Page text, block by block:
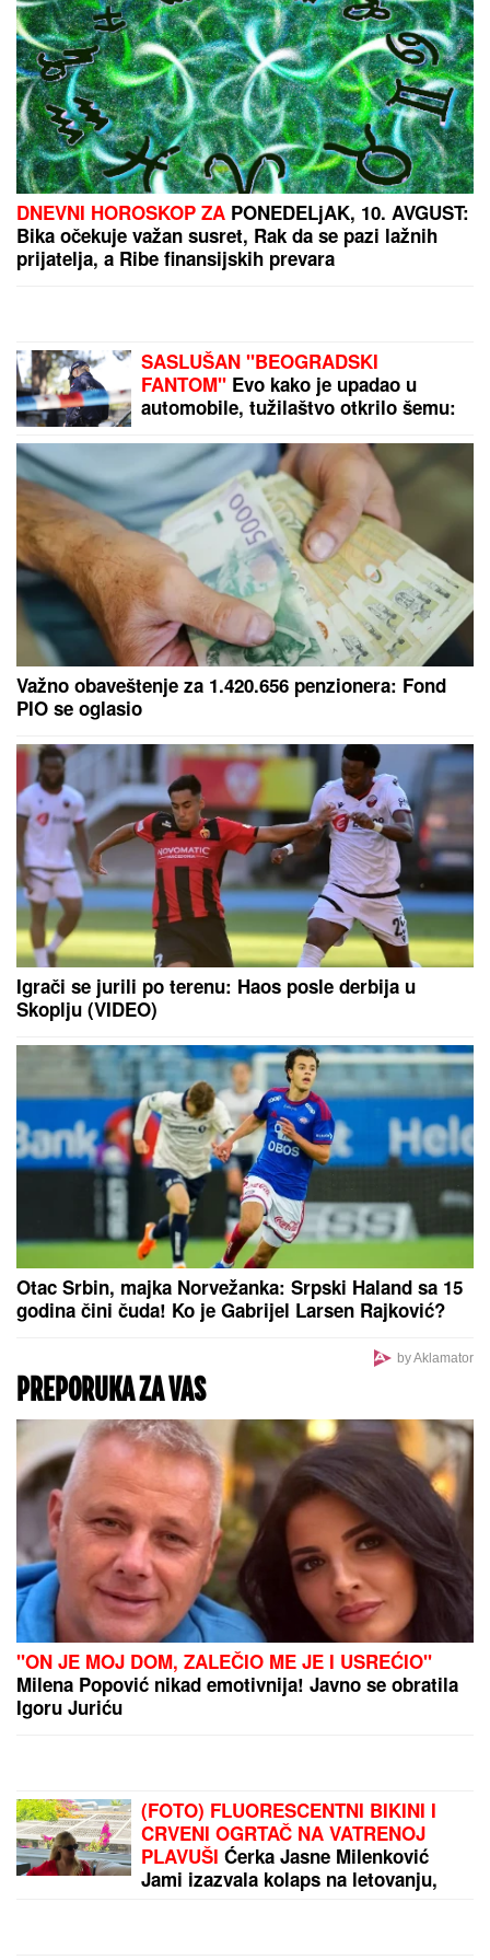
DNEVNI HOROSKOP ZA PONEDELjAK, 10. AVGUST:
Bika očekuje važan susret, Rak da se pazi lažnih
prijatelja, a Ribe finansijskih prevara
SASLUŠAN "BEOGRADSKI
FANTOM" Evo kako je upadao u
automobile, tužilaštvo otkrilo šemu:
PREVARU
Važno obaveštenje za 1.420.656 penzionera: Fond
PIO se oglasio
Igrači se jurili po terenu: Haos posle derbija u
Skoplju (VIDEO)
Otac Srbin, majka Norvežanka: Srpski Haland sa 15
godina čini čuda! Ko je Gabrijel Larsen Rajković?
by Aklamator
PREPORUKA ZA VAS
"ON JE MOJ DOM, ZALEČIO ME JE I USREĆIO"
Milena Popović nikad emotivnija! Javno se obratila
Igoru Juriću
(FOTO) FLUORESCENTNI BIKINI I
CRVENI OGRTAČ NA VATRENOJ
PLAVUŠI Ćerka Jasne Milenković
Jami izazvala kolaps na letovanju,